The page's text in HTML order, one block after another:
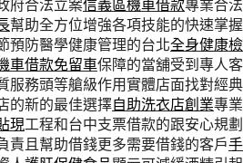
府合法立案信義區機車借款專業合法
幫助全方位增強各項技能的快速掌握
預防醫學健康管理的台北全身健康檢
車借款免留車保障的當舖受到專人客
服務頭等艙級作用實體店面找對經典
的新的最佳選擇自助洗衣店創業專業
現工程和台中支票借款的跟安心規劃
責且幫助借錢更多需要借錢的客戶手